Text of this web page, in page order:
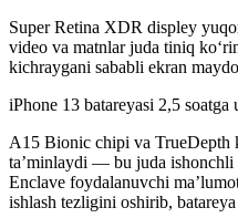
Super Retina XDR displey
video va matnlar juda tiniq
kichraygani sababli ekran
iPhone 13 batareyasi 2,5 soatga
A15 Bionic chipi va TrueDepth
ta’minlaydi — bu juda ishonchli
Enclave foydalanuvchi
ishlash tezligini oshirib,